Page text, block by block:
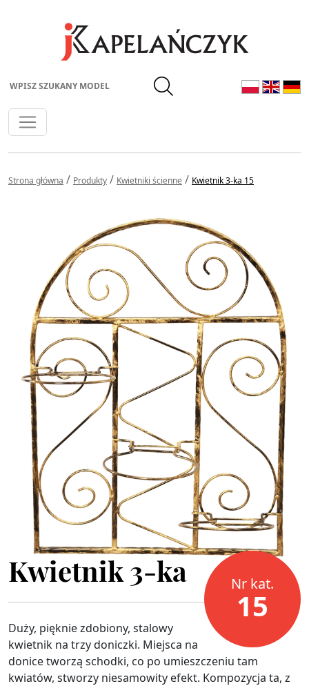
Wpisz szukany model
Strona główna / Produkty / Kwietniki ścienne / Kwietnik 3-ka 15
Kwietnik 3-ka Nr kat.
15
Duży, pięknie zdobiony, stalowy
kwietnik na trzy doniczki. Miejsca na
donice tworzą schodki, co po umieszczeniu tam
kwiatów, stworzy niesamowity efekt. Kompozycja ta, z